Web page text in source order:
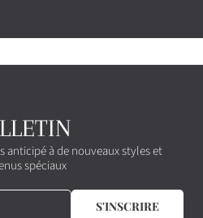
anticipé à de nouveaux styles et
spéciaux
S'INSCRIRE